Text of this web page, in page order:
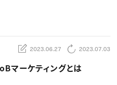
2023.06.27 2023.07.03
マーケティングとは